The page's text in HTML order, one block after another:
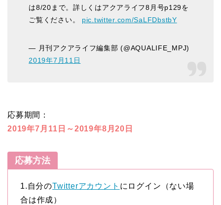
は8/20まで。詳しくはアクアライフ8月号p129を
ご覧ください。 pic.twitter.com/SaLFDbstbY
— 月刊アクアライフ編集部 (@AQUALIFE_MPJ)
2019年7月11日
応募期間：
2019年7月11日～2019年8月20日
応募方法
1.自分のTwitterアカウント にログイン（ない場
合は作成）